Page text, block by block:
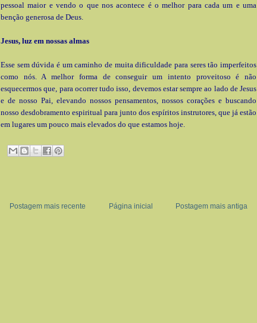
pessoal maior e vendo o que nos acontece é o melhor para cada um e uma
benção generosa de Deus.
Jesus, luz em nossas almas
Esse sem dúvida é um caminho de muita dificuldade para seres tão imperfeitos
como nós. A melhor forma de conseguir um intento proveitoso é não
esquecermos que, para ocorrer tudo isso, devemos estar sempre ao lado de Jesus
e de nosso Pai, elevando nossos pensamentos, nossos corações e buscando
nosso desdobramento espiritual para junto dos espíritos instrutores, que já estão
em lugares um pouco mais elevados do que estamos hoje.
Postagem mais recente Postagem mais antiga
Página inicial